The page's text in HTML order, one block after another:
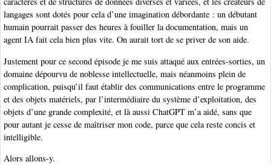
langages sont dotés pour cela d’une imagination débordante : un débutant
humain pourrait passer des heures à fouiller la documentation, mais un
agent IA fait cela bien plus vite. On aurait tort de se priver de son aide.
Justement pour ce second épisode je me suis attaqué aux entrées-sorties, un
domaine dépourvu de noblesse intellectuelle, mais néanmoins plein de
complication, puisqu’il faut établir des communications entre le programme
et des objets matériels, par l’intermédiaire du système d’exploitation, des
objets d’une grande complexité, et là aussi ChatGPT m’a aidé, sans que
pour autant je cesse de maîtriser mon code, parce que cela reste concis et
intelligible.
Alors allons-y.